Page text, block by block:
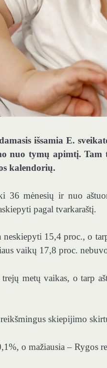
išsamia E.
nuo tymų apimtį.
kalendorių.
36 mėnesių ir nuo
pagal tvarkaraštį.
15,4 proc., o
vaikų 17,8 proc.
metų vaikas, o tarp
skiepijimo
o mažiausia – Rygos